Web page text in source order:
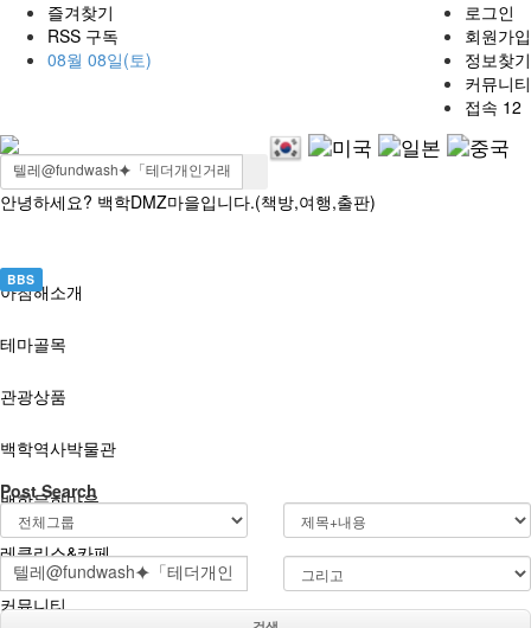
즐겨찾기
RSS 구독
08월 08일(토)
로그인
회원가입
정보찾기
커뮤니티
접속 12
안녕하세요? 백학DMZ마을입니다.(책방,여행,출판)
아침해소개
테마골목
관광상품
백학역사박물관
백학문화마을
레클리스&카페
커뮤니티
BBS
Post Search